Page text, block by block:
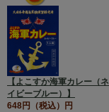
【よこすか海軍カレー（ネ
イビーブルー）】
648円（税込）円